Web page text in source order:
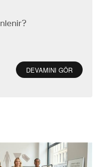
DEVAMINI GÖR